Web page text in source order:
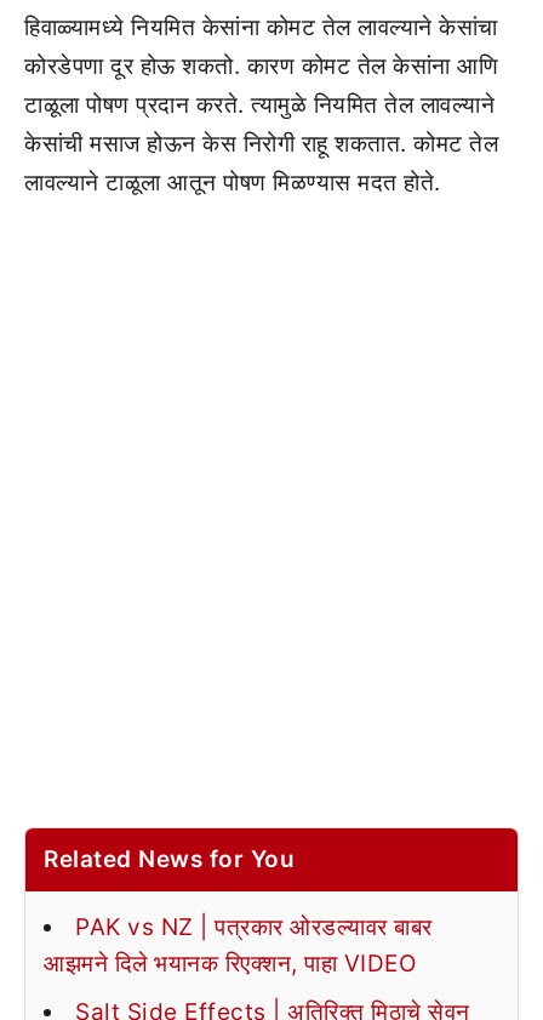
हिवाळ्यामध्ये नियमित केसांना कोमट तेल लावल्याने केसांचा
कोरडेपणा दूर होऊ शकतो. कारण कोमट तेल केसांना आणि
टाळूला पोषण प्रदान करते. त्यामुळे नियमित तेल लावल्याने
केसांची मसाज होऊन केस निरोगी राहू शकतात. कोमट तेल
लावल्याने टाळूला आतून पोषण मिळण्यास मदत होते.
Related News for You
PAK vs NZ | पत्रकार ओरडल्यावर बाबर
आझमने दिले भयानक रिएक्शन, पाहा VIDEO
Salt Side Effects | अतिरिक्त मिठाचे सेवन